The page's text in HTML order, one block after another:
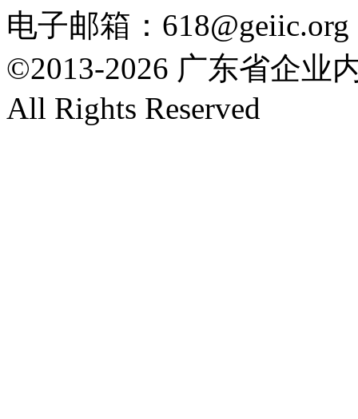
电子邮箱：618@geiic.org
©2013-2026 广东省企业
All Rights Reserved